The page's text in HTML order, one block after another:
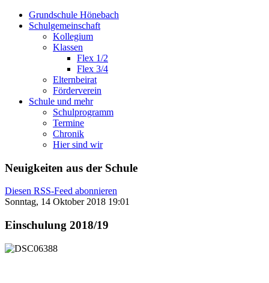
Grundschule Hönebach
Schulgemeinschaft
Kollegium
Klassen
Flex 1/2
Flex 3/4
Elternbeirat
Förderverein
Schule und mehr
Schulprogramm
Termine
Chronik
Hier sind wir
Neuigkeiten aus der Schule
Diesen RSS-Feed abonnieren
Sonntag, 14 Oktober 2018 19:01
Einschulung 2018/19